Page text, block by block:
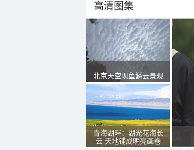
高清图集
北京天空现鱼鳞云景观
青海湖畔：湖光花海长
云 天地铺成明亮画卷